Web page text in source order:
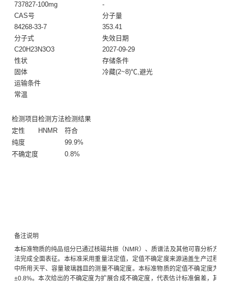
737827-100mg
-
CAS号
84268-33-7
分子量
353.41
分子式
C20H23N3O3
失效日期
2027-09-29
性状
固体
存储条件
冷藏(2~8)℃,避光
运输条件
常温
检测项目 检测方法检测结果
定性
HNMR
符合
纯度
99.9%
不确定度
0.8%
备注说明
本标准物质的纯品组分已通过核磁共振（NMR）、质谱法及其他可靠分析方
法完成全面表征。本标准采用重量法定值，定值不确定度来源涵盖生产过程
中所用天平、容量玻璃器皿的测量不确定度。本标准物质的定值不确定度为
±0.8%。本次给出的不确定度为扩展合成不确定度，代表估计标准偏差，其